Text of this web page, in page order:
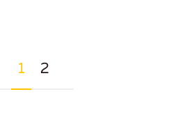
Нумерация страниц
Текущая страница
1 Страница
2